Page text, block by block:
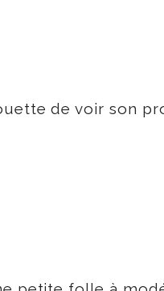
de voir son